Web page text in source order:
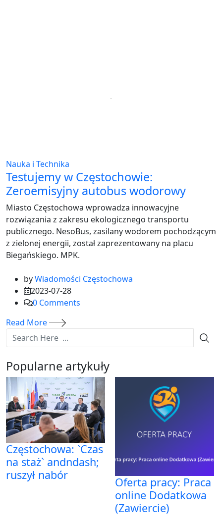
Nauka i Technika
Testujemy w Częstochowie:
Zeroemisyjny autobus wodorowy
Miasto Częstochowa wprowadza innowacyjne
rozwiązania z zakresu ekologicznego transportu
publicznego. NesoBus, zasilany wodorem pochodzącym
z zielonej energii, został zaprezentowany na placu
Biegańskiego. MPK.
byWiadomości Częstochowa
2023-07-28
0 Comments
Read More
Popularne artykuły
Częstochowa: `Czas
na staż` andndash;
ruszył nabór
Oferta pracy: Praca
online Dodatkowa
(Zawiercie)